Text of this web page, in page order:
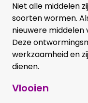
Niet alle middelen
soorten wormen.
nieuwere middelen
Deze
werkzaamheid en
dienen.
Vlooien